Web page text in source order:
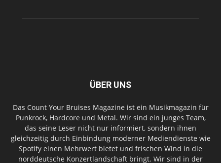
ÜBER UNS
Das Count Your Bruises Magazine ist ein Musikmagazin für
Punkrock, Hardcore und Metal. Wir sind ein junges Team,
das seine Leser nicht nur informiert, sondern ihnen
gleichzeitig durch Einbindung moderner Mediendienste wie
Spotify einen Mehrwert bietet und frischen Wind in die
norddeutsche Konzertlandschaft bringt. Wir sind in der